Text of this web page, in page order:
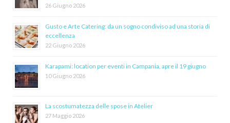
26 Giugno 2026
Gusto e Arte Catering: da un sogno condiviso ad una storia di
eccellenza
22 Giugno 2026
Karapami: location per eventi in Campania, apre il 19 giugno
10 Giugno 2026
La scostumatezza delle spose in Atelier
27 Maggio 2026